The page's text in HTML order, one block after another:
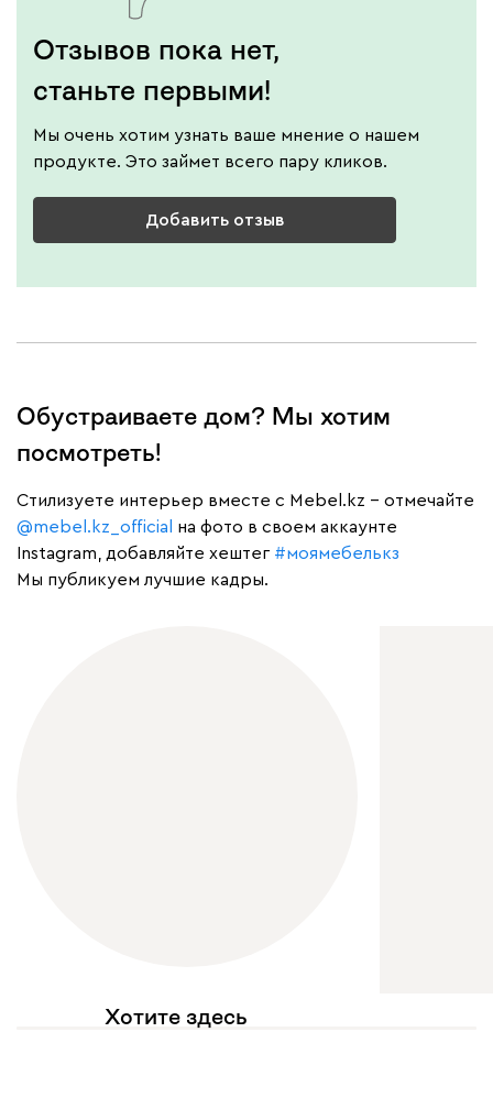
Отзывов пока нет,
станьте первыми!
Мы очень хотим узнать ваше мнение о нашем
продукте. Это займет всего пару кликов.
Добавить отзыв
Обустраиваете дом? Мы хотим
посмотреть!
Cтилизуете интерьер вместе с Mebel.kz – отмечайте
@mebel.kz_official
на фото в своем аккаунте
Instagram, добавляйте хештег #моямебелькз
Мы публикуем лучшие кадры.
Хотите здесь